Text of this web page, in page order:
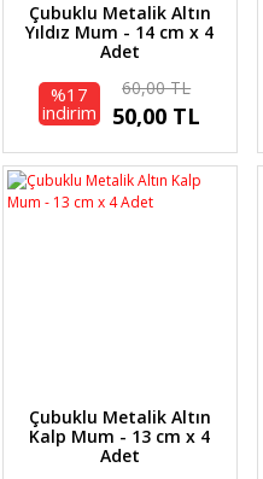
Çubuklu Metalik Altın
Yıldız Mum - 14 cm x 4
Adet
%17
indirim
60,00 TL
50,00 TL
Çubuklu Metalik Altın
Kalp Mum - 13 cm x 4
Adet